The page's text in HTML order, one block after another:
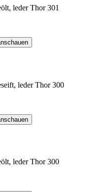
leder Thor 301
leder Thor 300
leder Thor 300